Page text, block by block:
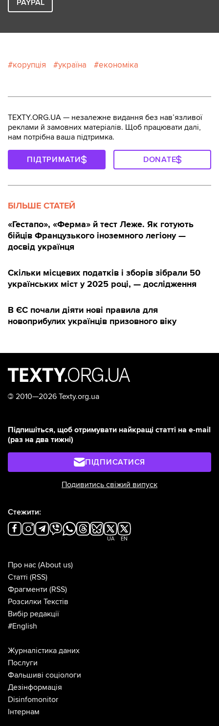
PAYPAL
корупція україна економіка
TEXTY.ORG.UA — незалежне видання без навʼязливої
реклами й замовних матеріалів. Щоб працювати далі,
нам потрібна ваша підтримка.
ПІДТРИМАТИ DONATE
БІЛЬШЕ СТАТЕЙ
«Гестапо», «Ферма» й тест Леже. Як готують
бійців Французького іноземного легіону —
досвід українця
Скільки місцевих податків і зборів зібрали 50
українських міст у 2025 році, — дослідження
В ЄС почали діяти нові правила для
новоприбулих українців призовного віку
© 2010—2026 Texty.org.ua
Підпишіться, щоб отримувати найкращі статті на e-mail
(раз на два тижні)
ПІДПИСАТИСЯ
Подивитись свіжий випуск
Стежити:
UA EN
Про нас (About us)
Статті (RSS)
Фрагменти (RSS)
Розсилки Текстів
Вибір редакції
#English
Журналістика даних
Послуги
Фальшиві соціологи
Дезінформація
Disinfomonitor
Інтернам